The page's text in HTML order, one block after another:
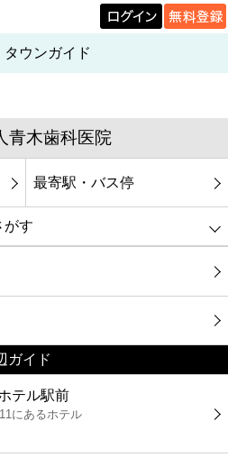
タウンガイド
青木歯科医院
最寄駅・バス停
がす
ガイド
テル駅前
にあるホテル